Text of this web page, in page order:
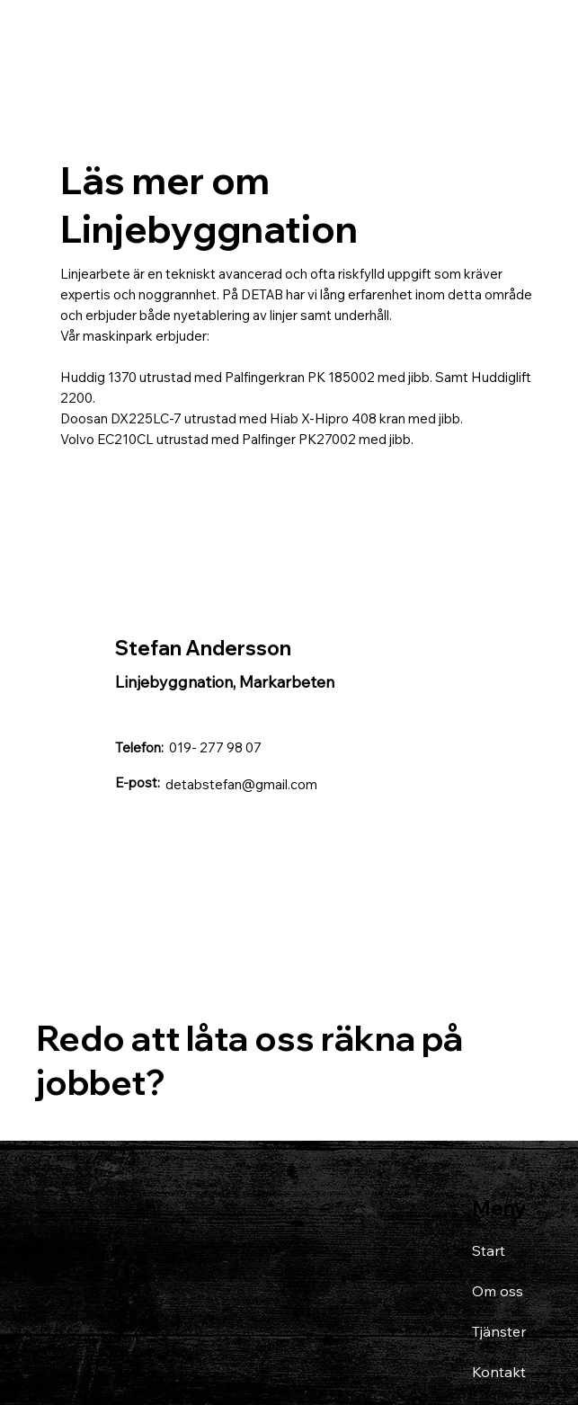
Linjearbete är en tekniskt avancerad och ofta riskfylld uppgift som kräver
expertis och noggrannhet. På DETAB har vi lång erfarenhet inom detta område
och erbjuder både nyetablering av linjer samt underhåll.
Vår maskinpark erbjuder:
Huddig 1370 utrustad med Palfingerkran PK 185002 med jibb. Samt Huddiglift
2200.
Doosan DX225LC-7 utrustad med Hiab X-Hipro 408 kran med jibb.
Volvo EC210CL utrustad med Palfinger PK27002 med jibb.
Läs mer om
Linjebyggnation
Redo att låta oss räkna på
jobbet?
Stefan Andersson
Linjebyggnation, Markarbeten
Telefon: 019- 277 98 07
E-post: detabstefan@gmail.com
Meny
Start
Om oss
Tjänster
Kontakt